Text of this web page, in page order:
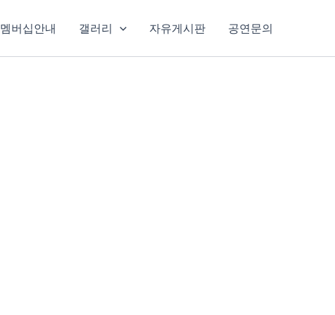
멤버십안내 갤러리 자유게시판 공연문의